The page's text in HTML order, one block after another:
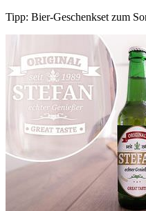
Tipp: Bier-Geschenkset zum